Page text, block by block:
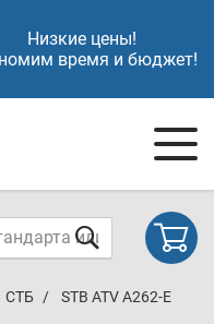
Низкие цены!
время и бюджет!
СТБ STB ATV A262-E